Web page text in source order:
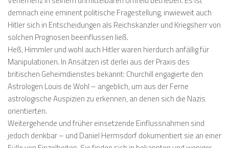
demnach eine eminent politische Fragestellung, inwieweit auch
Hitler sich in Entscheidungen als Reichskanzler und Kriegsherr von
solchen Prognosen beeinflussen ließ.
Heß, Himmler und wohl auch Hitler waren hierdurch anfällig für
Manipulationen. In Ansätzen ist derlei aus der Praxis des
britischen Geheimdienstes bekannt: Churchill engagierte den
Astrologen Louis de Wohl – angeblich, um aus der Ferne
astrologische Auspizien zu erkennen, an denen sich die Nazis
orientierten.
Weitergehende und früher einsetzende Einflussnahmen sind
jedoch denkbar – und Daniel Hermsdorf dokumentiert sie an einer